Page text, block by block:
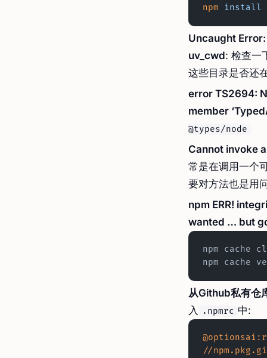
npm install
Uncaught
uv_cwd: 检查一
这些目录是否还
error TS2694:
member
@types/node
Cannot invoke
常是在调用一个
要对方法也是用
npm ERR!
wanted … but
npm cache
npm cache
从Github私有仓
入
.npmrc 中:
//